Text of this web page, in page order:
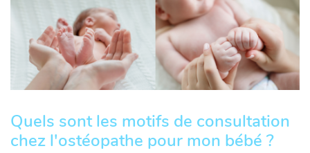
Quels sont les motifs de consultation
chez l'ostéopathe pour mon bébé ?